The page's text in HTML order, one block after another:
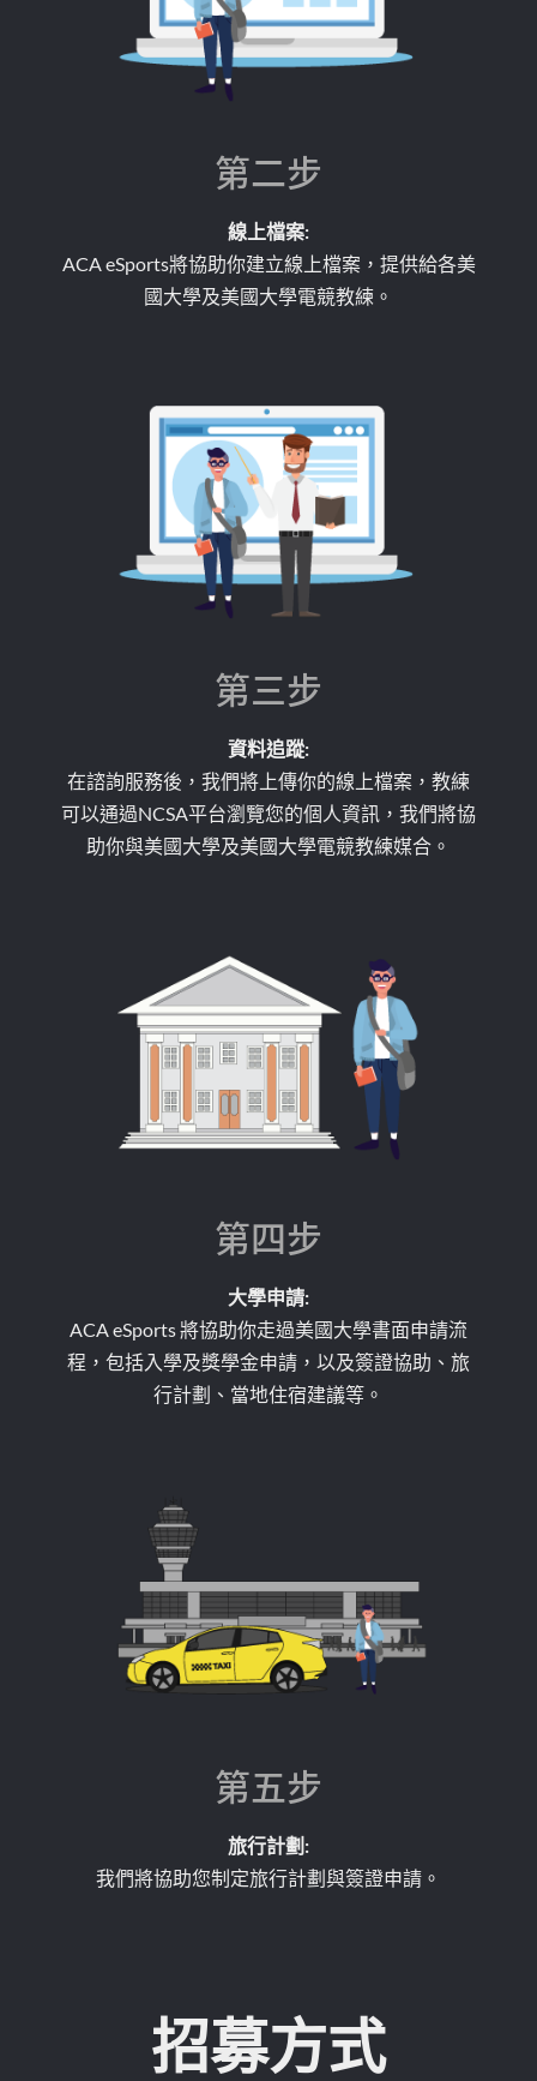
第二步
線上檔案:
ACA eSports將協助你建立線上檔案，提供給各美
國大學及美國大學電競教練。
第三步
資料追蹤:
在諮詢服務後，我們將上傳你的線上檔案，教練
可以通過NCSA平台瀏覽您的個人資訊，我們將協
助你與美國大學及美國大學電競教練媒合。
第四步
大學申請:
ACA eSports 將協助你走過美國大學書面申請流
程，包括入學及獎學金申請，以及簽證協助、旅
行計劃、當地住宿建議等。
第五步​
旅行計劃:
我們將協助您制定旅行計劃與簽證申請。
招募方式